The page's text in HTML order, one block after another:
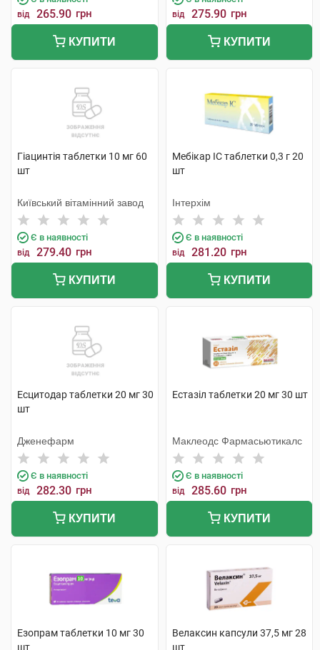
від 265.90 грн
КУПИТИ
від 275.90 грн
КУПИТИ
Гіацинтія таблетки 10 мг 60
шт
Київський вітамінний завод
Є в наявності
від 279.40 грн
КУПИТИ
Мебікар IC таблетки 0,3 г 20
шт
Інтерхім
Є в наявності
від 281.20 грн
КУПИТИ
Есцитодар таблетки 20 мг 30
шт
Дженефарм
Є в наявності
від 282.30 грн
КУПИТИ
Естазіл таблетки 20 мг 30 шт
Маклеодс Фармасьютикалс
Є в наявності
від 285.60 грн
КУПИТИ
Езопрам таблетки 10 мг 30
шт
Велаксин капсули 37,5 мг 28
шт